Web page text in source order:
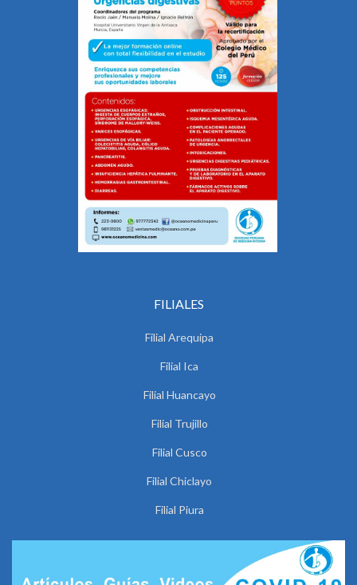
FILIALES
Filial Arequipa
Filial Ica
Filial Huancayo
Filial Trujillo
Filial Cusco
Filial Chiclayo
Filial Piura